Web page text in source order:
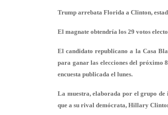
Trump arrebata Florida a Clinton,
El magnate obtendría los 29 votos
El candidato republicano a la Casa
para ganar las elecciones del próximo
encuesta publicada el lunes.
La muestra, elaborada por el grupo de
que a su rival demócrata, Hillary